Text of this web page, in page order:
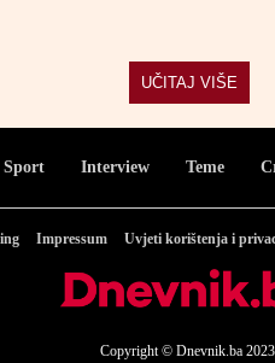
UČITAJ VIŠE
Sport Interview Teme
Impressum Uvjeti korištenja i
Copyright © Dnevnik.ba